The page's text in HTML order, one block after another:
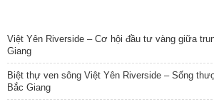
Việt Yên Riverside – Cơ hội đầu tư vàng giữa
Giang
Biệt thự ven sông Việt Yên Riverside – Sống
Bắc Giang